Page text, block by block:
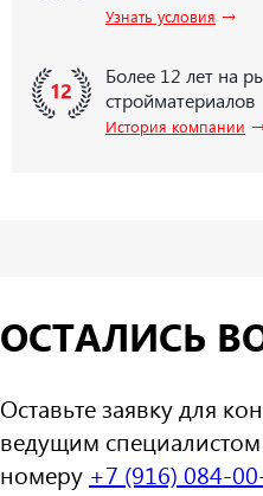
Узнать условия →
Более 12 лет на
стройматериалов
История компании
ОСТАЛИСЬ
Оставьте заявку для
ведущим
номеру +7 (916) 084-